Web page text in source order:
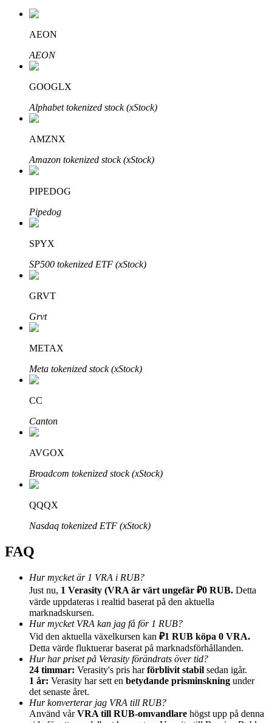
Auto Invest
Lär dig mer om att tjäna passiv inkomst
Bitrue
Bitrue Partners
Bitrue Affiliates
Upp till 65% provision!
Hänvisning
Bjud in en vän för att få kontantbelöningar
BTC Welcome Rewards
AEON
AEON
GOOGLX
Alphabet tokenized stock (xStock)
AMZNX
Amazon tokenized stock (xStock)
PIPEDOG
Pipedog
SPYX
SP500 tokenized ETF (xStock)
GRVT
Grvt
METAX
Meta tokenized stock (xStock)
CC
Canton
AVGOX
Broadcom tokenized stock (xStock)
QQQX
Nasdaq tokenized ETF (xStock)
FAQ
Hur mycket är 1 VRA i RUB?
Just nu, 1 Verasity (VRA är värt ungefär ₽0 RUB. Detta
värde uppdateras i realtid baserat på den aktuella
marknadskursen.
Hur mycket VRA kan jag få för 1 RUB?
Vid den aktuella växelkursen kan ₽1 RUB köpa 0 VRA.
Detta värde fluktuerar baserat på marknadsförhållanden.
Hur har priset på Verasity förändrats över tid?
24 timmar: Verasity's pris harförblivit stabil sedan igår.
1 år: Verasity har sett en betydande prisminskning under
det senaste året.
Hur konverterar jag VRA till RUB?
Använd vårVRA till RUB-omvandlare högst upp på denna